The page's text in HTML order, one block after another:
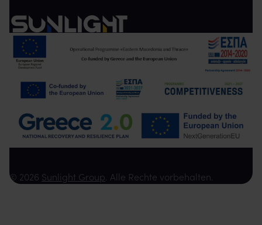
© 2026 Sunlight Group. Alle Rechte vorbehalten.